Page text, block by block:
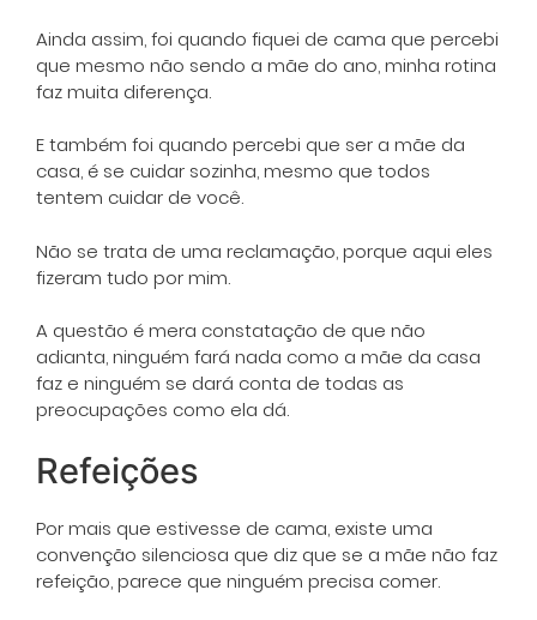
Ainda assim, foi quando fiquei de cama que percebi
que mesmo não sendo a mãe do ano, minha rotina
faz muita diferença.
E também foi quando percebi que ser a mãe da
casa, é se cuidar sozinha, mesmo que todos
tentem cuidar de você.
Não se trata de uma reclamação, porque aqui eles
fizeram tudo por mim.
A questão é mera constatação de que não
adianta, ninguém fará nada como a mãe da casa
faz e ninguém se dará conta de todas as
preocupações como ela dá.
Refeições
Por mais que estivesse de cama, existe uma
convenção silenciosa que diz que se a mãe não faz
refeição, parece que ninguém precisa comer.